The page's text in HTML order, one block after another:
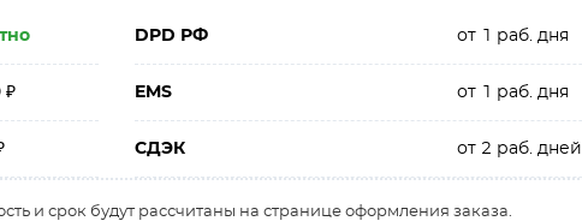
DPD РФ от 1 раб. дня
₽ EMS от 1 раб. дня
СДЭК от 2 раб. дней
и срок будут рассчитаны на странице оформления заказа.